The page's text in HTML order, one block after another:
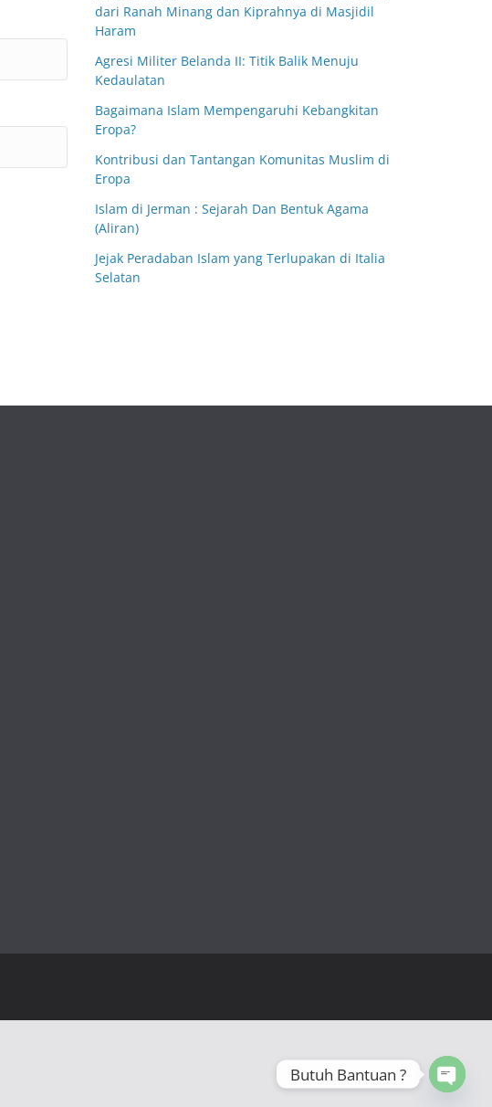
dari Ranah Minang dan Kiprahnya di Masjidil
Haram
Agresi Militer Belanda II: Titik Balik Menuju
Kedaulatan
Bagaimana Islam Mempengaruhi Kebangkitan
Eropa?
Kontribusi dan Tantangan Komunitas Muslim di
Eropa
Islam di Jerman : Sejarah Dan Bentuk Agama
(Aliran)
Jejak Peradaban Islam yang Terlupakan di Italia
Selatan
Butuh Bantuan ?